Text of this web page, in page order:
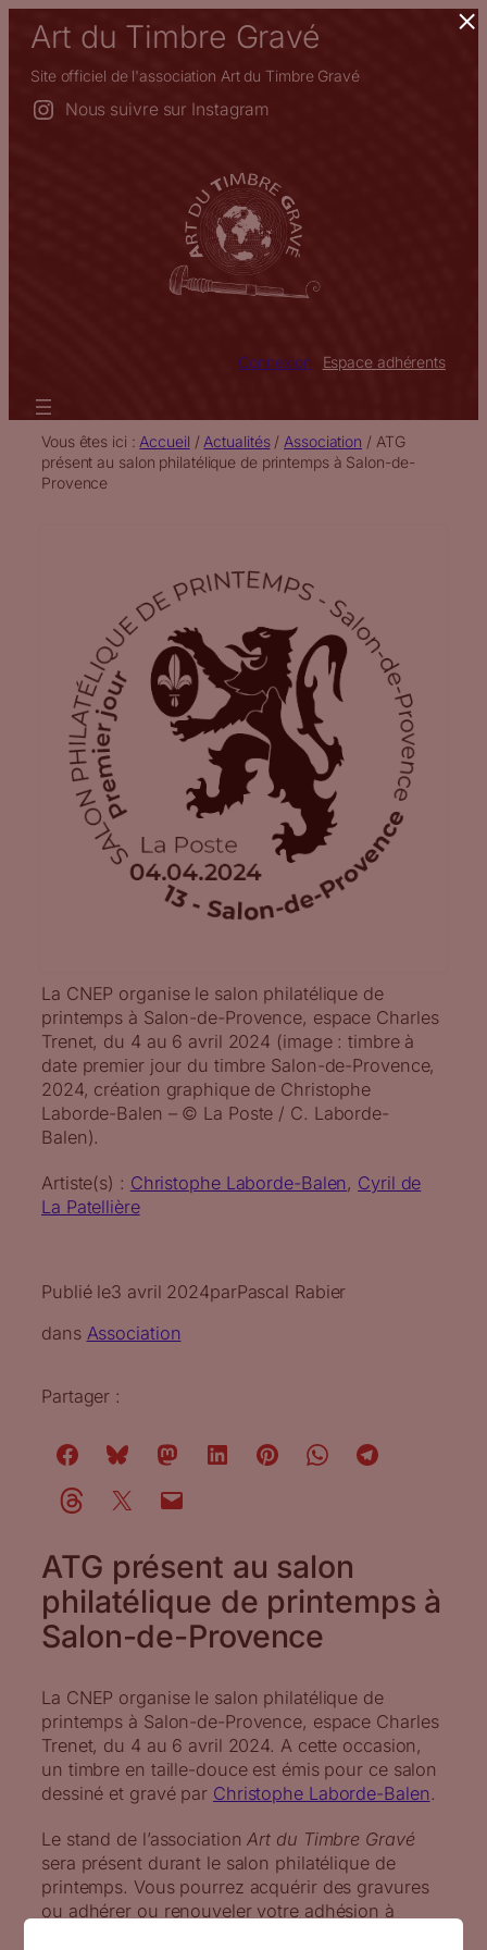
Aller
contenu
Art du Timbre Gravé
Site officiel de l'association Art du Timbre Gravé
Nous suivre sur Instagram
Connexion Espace adhérents
Vous êtes ici : Accueil / Actualités/ Association / ATG
présent au salon philatélique de printemps à Salon-de-
Provence
La CNEP organise le salon philatélique de
printemps à Salon-de-Provence, espace Charles
Trenet, du 4 au 6 avril 2024 (image : timbre à
date premier jour du timbre Salon-de-Provence,
2024, création graphique de Christophe
Laborde-Balen – © La Poste / C. Laborde-
Balen).
Artiste(s) : Christophe Laborde-Balen , Cyril de
La Patellière
Publié le3 avril 2024parPascal Rabier
dans Association
Partager :
ATG présent au salon
philatélique de printemps à
Salon-de-Provence
La CNEP organise le salon philatélique de
printemps à Salon-de-Provence, espace Charles
Trenet, du 4 au 6 avril 2024. A cette occasion,
un timbre en taille-douce est émis pour ce salon
dessiné et gravé par Christophe Laborde-Balen .
Le stand de l’associationArt du Timbre Gravé
sera présent durant le salon philatélique de
printemps. Vous pourrez acquérir des gravures
ou adhérer ou renouveler votre adhésion à
×